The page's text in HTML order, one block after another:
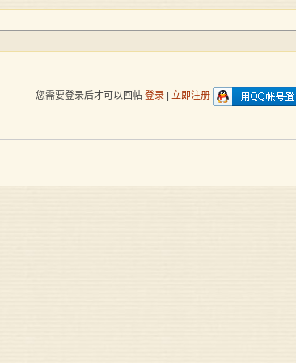
您需要登录后才可以回帖 登录 立即注册